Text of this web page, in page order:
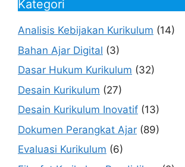
Kategori
Analisis Kebijakan Kurikulum (14)
Bahan Ajar Digital (3)
Dasar Hukum Kurikulum (32)
Desain Kurikulum (27)
Desain Kurikulum Inovatif (13)
Dokumen Perangkat Ajar (89)
Evaluasi Kurikulum (6)